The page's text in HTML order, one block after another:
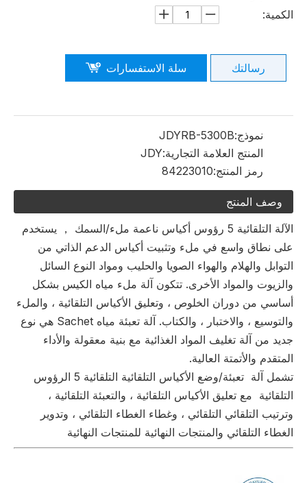
الكمية:
رسالتك سلة الاستفسارات
نموذج:JDYRB-5300B
المنتج العلامة التجارية:JDY
رمز المنتج:84223010
وصف المنتج
الآلة التلقائية 5 رؤوس أكياس ناعمة ملء/السمك ， يستخدم
على نطاق واسع في ملء وتثبيت أكياس الدعم الذاتي من
التوابل والهلام والهواء الصويا والحليب ومواد النوع السائل
والزيوت والمواد الأخرى. تتكون آلة ملء مياه الكيس بشكل
أساسي من دوران الخلوص ، وتعليق الأكياس التلقائية ، والملء
والتوسيع ، والاختبار ، والكتاب. آلة تعبئة مياه Sachet هي نوع
جديد من آلة تغليف المواد الغذائية مع بنية معقولة والأداء
المتقدم والأتمتة العالية.
تشمل آلة تعبئة/وضع الأكياس التلقائية التلقائية 5 الرؤوس
التلقائية مع تعليق الأكياس التلقائية ، والتعبئة التلقائية ،
وترتيب التلقائي التلقائي ، وغطاء الغطاء التلقائي ، وتدوير
الغطاء التلقائي والمنتجات النهائية للمنتجات النهائية